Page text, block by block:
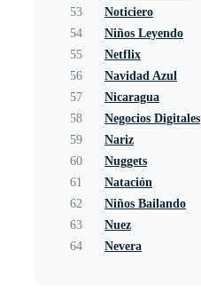
53
Noticiero
54
Niños Leyendo
55
Netflix
56
Navidad Azul
57
Nicaragua
58
Negocios Digitales
59
Nariz
60
Nuggets
61
Natación
62
Niños Bailando
63
Nuez
64
Nevera